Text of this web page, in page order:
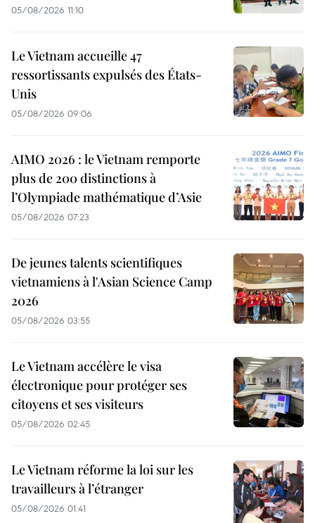
05/08/2026 11:10
Le Vietnam accueille 47
ressortissants expulsés des États-
Unis
05/08/2026 09:06
AIMO 2026 : le Vietnam remporte
plus de 200 distinctions à
l’Olympiade mathématique d’Asie
05/08/2026 07:23
De jeunes talents scientifiques
vietnamiens à l'Asian Science Camp
2026
05/08/2026 03:55
Le Vietnam accélère le visa
électronique pour protéger ses
citoyens et ses visiteurs
05/08/2026 02:45
Le Vietnam réforme la loi sur les
travailleurs à l’étranger
05/08/2026 01:41